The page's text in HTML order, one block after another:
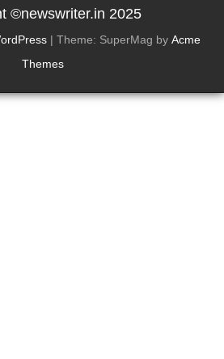
©newswriter.in 2025
| Theme: SuperMag by Acme
Themes